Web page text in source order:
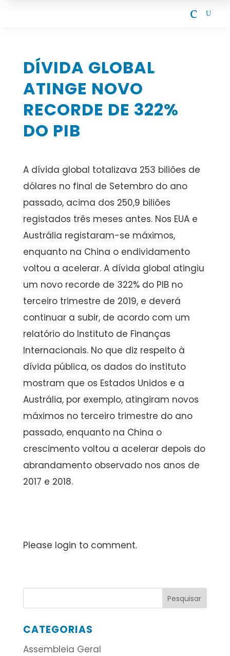
c U
DÍVIDA GLOBAL
ATINGE NOVO
RECORDE DE 322%
DO PIB
A dívida global totalizava 253 biliões de
dólares no final de Setembro do ano
passado, acima dos 250,9 biliões
registados três meses antes. Nos EUA e
Austrália registaram-se máximos,
enquanto na China o endividamento
voltou a acelerar. A dívida global atingiu
um novo recorde de 322% do PIB no
terceiro trimestre de 2019, e deverá
continuar a subir, de acordo com um
relatório do Instituto de Finanças
Internacionais. No que diz respeito à
dívida pública, os dados do instituto
mostram que os Estados Unidos e a
Austrália, por exemplo, atingiram novos
máximos no terceiro trimestre do ano
passado, enquanto na China o
crescimento voltou a acelerar depois do
abrandamento observado nos anos de
2017 e 2018.
Please login to comment.
CATEGORIAS
Assembleia Geral